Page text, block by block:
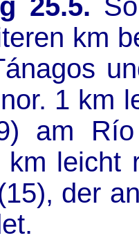
25.5.
km
1 km
am
leicht
der